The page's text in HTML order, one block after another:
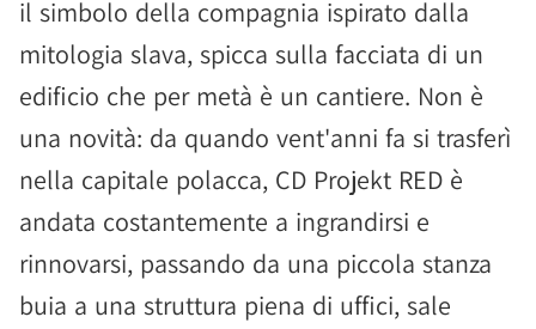
il simbolo della compagnia ispirato dalla
mitologia slava, spicca sulla facciata di un
edificio che per metà è un cantiere. Non è
una novità: da quando vent'anni fa si trasferì
nella capitale polacca, CD Projekt RED è
andata costantemente a ingrandirsi e
rinnovarsi, passando da una piccola stanza
buia a una struttura piena di uffici, sale